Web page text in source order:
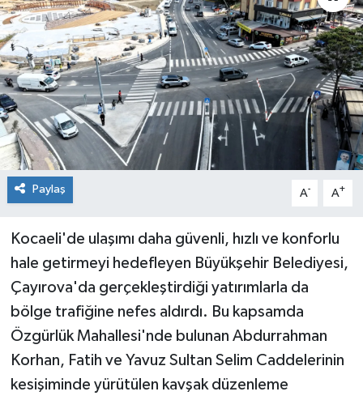
Paylaş A- A+
Kocaeli'de ulaşımı daha güvenli, hızlı ve konforlu
hale getirmeyi hedefleyen Büyükşehir Belediyesi,
Çayırova'da gerçekleştirdiği yatırımlarla da
bölge trafiğine nefes aldırdı. Bu kapsamda
Özgürlük Mahallesi'nde bulunan Abdurrahman
Korhan, Fatih ve Yavuz Sultan Selim Caddelerinin
kesişiminde yürütülen kavşak düzenleme